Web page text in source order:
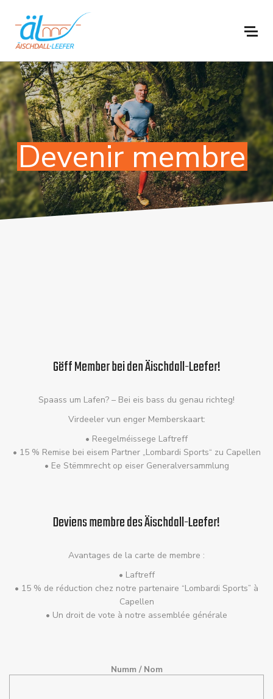
Devenir membre
Gëff Member bei den Äischdall-Leefer!
Spaass um Lafen? – Bei eis bass du genau richteg!
Virdeeler vun enger Memberskaart:
• Reegelméissege Laftreff
• 15 % Remise bei eisem Partner „Lombardi Sports“ zu Capellen
• Ee Stëmmrecht op eiser Generalversammlung
Deviens membre des Äischdall-Leefer!
Avantages de la carte de membre :
• Laftreff
• 15 % de réduction chez notre partenaire “Lombardi Sports” à
Capellen
• Un droit de vote à notre assemblée générale
Numm / Nom